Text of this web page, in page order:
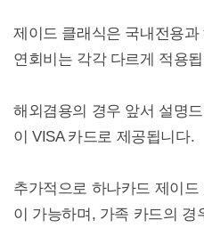
제이드 클래식은 국내전용
연회비는 각각 다르게 적용
해외겸용의 경우 앞서 설명
이 VISA 카드로 제공됩니다.
추가적으로 하나카드 제이
이 가능하며, 가족 카드의 경